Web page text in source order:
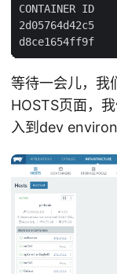
CONTAINER
等待一会儿，我
HOSTS页面，
入到dev